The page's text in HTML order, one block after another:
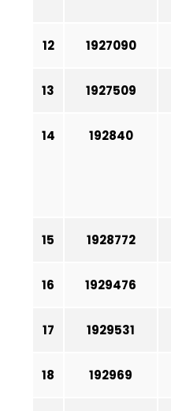
12 1927090
13 1927509
14 192840
15 1928772
16 1929476
17 1929531
18 192969